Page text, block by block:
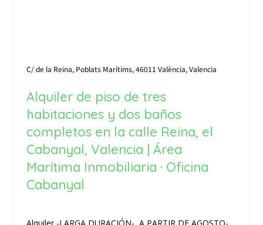
C/ de la Reina, Poblats Marítims, 46011 València, Valencia
Alquiler de piso de tres
habitaciones y dos baños
completos en la calle Reina, el
Cabanyal, Valencia | Área
Marítima Inmobiliaria · Oficina
Cabanyal